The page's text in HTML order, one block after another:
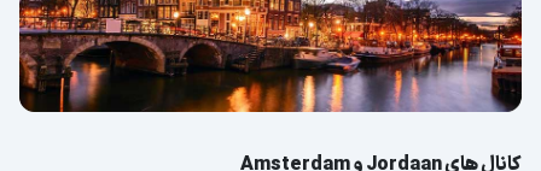
کانال های Jordaan و Amsterdam